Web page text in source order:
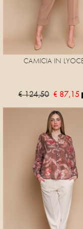
CAMICIA IN
€ 124,50 € 87,15